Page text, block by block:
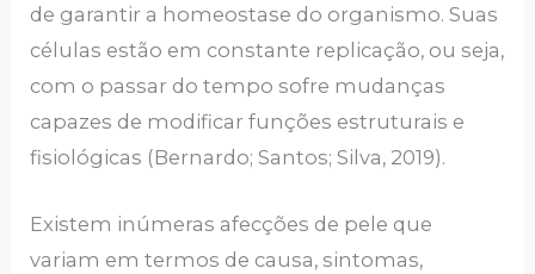
de garantir a homeostase do organismo. Suas
células estão em constante replicação, ou seja,
com o passar do tempo sofre mudanças
capazes de modificar funções estruturais e
fisiológicas (Bernardo; Santos; Silva, 2019).
Existem inúmeras afecções de pele que
variam em termos de causa, sintomas,